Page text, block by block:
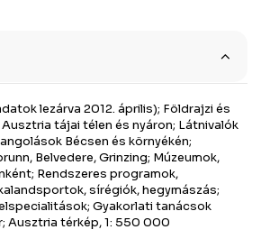
lezárva 2012. április); Földrajzi és
tájai télen és nyáron; Látnivalók
Bécsen és környékén;
Belvedere, Grinzing; Múzeumok,
Rendszeres programok,
sírégiók, hegymászás;
Gyakorlati tanácsok
Ausztria térkép, 1: 550 000